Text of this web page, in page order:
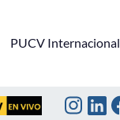
PUCV Internacional